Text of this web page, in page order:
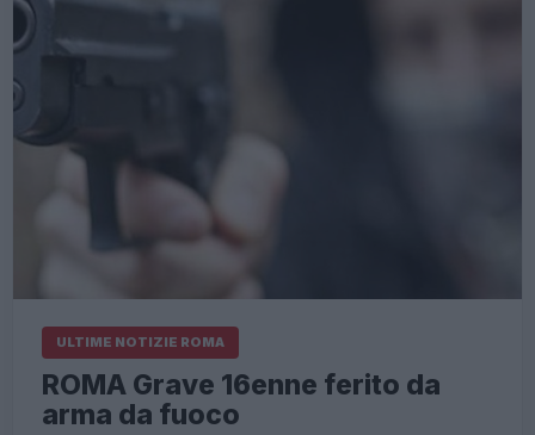
ULTIME NOTIZIE ROMA
ROMA Grave 16enne ferito da
arma da fuoco